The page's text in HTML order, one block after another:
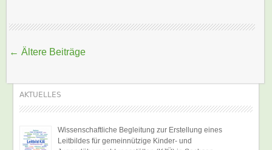
Beitragsnavigation
← Ältere Beiträge
AKTUELLES
Wissenschaftliche Begleitung zur Erstellung eines
Leitbildes für gemeinnützige Kinder- und